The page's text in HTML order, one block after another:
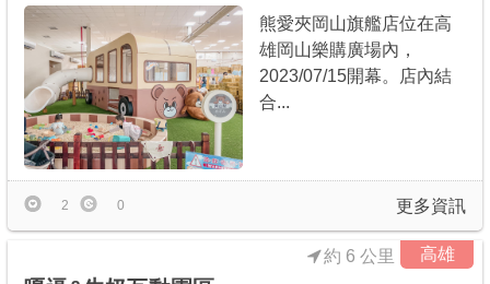
熊愛夾岡山旗艦店位在高
雄岡山樂購廣場內，
2023/07/15開幕。店內結
合...
更多資訊
2 0
高雄
約 6 公里